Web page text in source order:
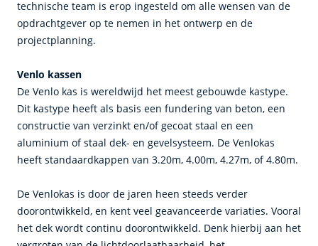
technische team is erop ingesteld om alle wensen van de
opdrachtgever op te nemen in het ontwerp en de
projectplanning.
Venlo kassen
De Venlo kas is wereldwijd het meest gebouwde kastype.
Dit kastype heeft als basis een fundering van beton, een
constructie van verzinkt en/of gecoat staal en een
aluminium of staal dek- en gevelsysteem. De Venlokas
heeft standaardkappen van 3.20m, 4.00m, 4.27m, of 4.80m.
De Venlokas is door de jaren heen steeds verder
doorontwikkeld, en kent veel geavanceerde variaties. Vooral
het dek wordt continu doorontwikkeld. Denk hierbij aan het